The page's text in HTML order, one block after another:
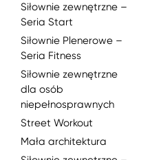
Siłownie zewnętrzne –
Seria Start
Siłownie Plenerowe –
Seria Fitness
Siłownie zewnętrzne
dla osób
niepełnosprawnych
Street Workout
Mała architektura